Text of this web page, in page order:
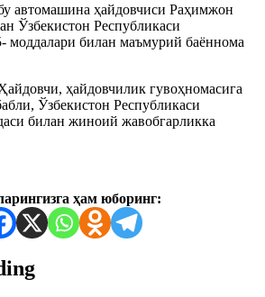
автомашина ҳайдовчиси Раҳимжон
Ўзбекистон Республикаси
билан маъмурий баённома
ҳайдовчилик гувоҳномасига
Ўзбекистон Республикаси
билан жиноий жавобгарликка
ҳам юборинг: